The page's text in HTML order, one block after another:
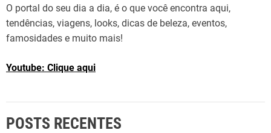
O portal do seu dia a dia, é o que você encontra aqui,
tendências, viagens, looks, dicas de beleza, eventos,
famosidades e muito mais!
Youtube: Clique aqui
POSTS RECENTES